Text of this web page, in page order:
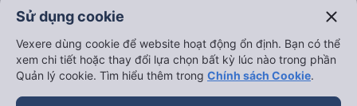
Sử dụng cookie close
Vexere dùng cookie để website hoạt động ổn định. Bạn có thể
xem chi tiết hoặc thay đổi lựa chọn bất kỳ lúc nào trong phần
Quản lý cookie. Tìm hiểu thêm trong Chính sách Cookie.